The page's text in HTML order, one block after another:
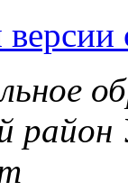
район